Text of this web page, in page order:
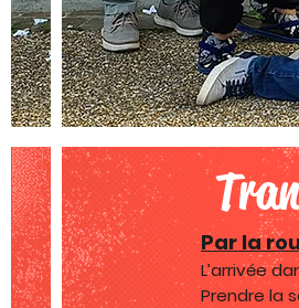
Par la
L’arrivée
Prendre la